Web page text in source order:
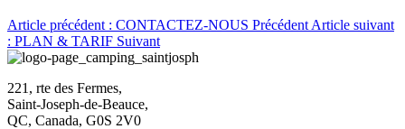
Article précédent : CONTACTEZ-NOUS Précédent Article suivant
: PLAN & TARIF Suivant
221, rte des Fermes,
Saint-Joseph-de-Beauce,
QC, Canada, G0S 2V0